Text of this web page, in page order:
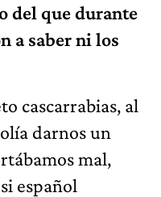
del que durante
a saber ni los
cascarrabias, al
darnos un
mal,
español